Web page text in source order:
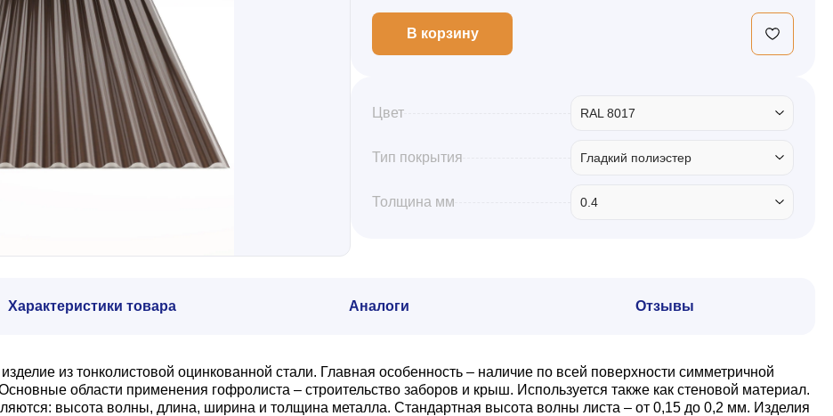
В корзину
Цвет RAL 8017
Тип покрытия Гладкий полиэстер
Толщина мм 0.4
Характеристики товара Аналоги Отзывы
из тонколистовой оцинкованной стали. Главная особенность – наличие по всей поверхности симметричной
области применения гофролиста – строительство заборов и крыш. Используется также как стеновой материал.
высота волны, длина, ширина и толщина металла. Стандартная высота волны листа – от 0,15 до 0,2 мм. Изделия